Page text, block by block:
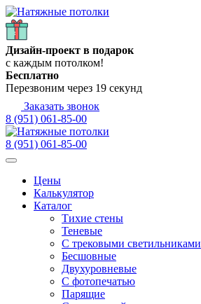
Дизайн-проект в подарок
с каждым потолком!
Бесплатно
Перезвоним через 19 секунд
Заказать звонок
8 (951) 061-85-00
8 (951) 061-85-00
Цены
Калькулятор
Каталог
Тихие стены
Теневые
С трековыми светильниками
Бесшовные
Двухуровневые
С фотопечатью
Парящие